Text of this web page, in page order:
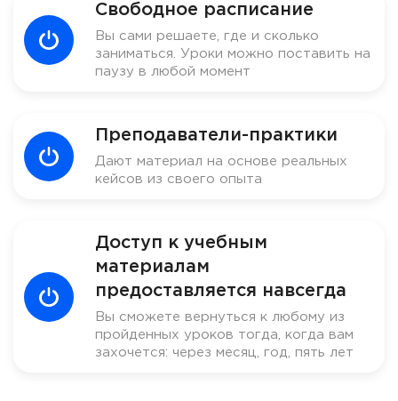
Свободное расписание
Вы сами решаете, где и сколько
заниматься. Уроки можно поставить на
паузу в любой момент
Преподаватели-практики
Дают материал на основе реальных
кейсов из своего опыта
Доступ к учебным
материалам
предоставляется навсегда
Вы сможете вернуться к любому из
пройденных уроков тогда, когда вам
захочется: через месяц, год, пять лет